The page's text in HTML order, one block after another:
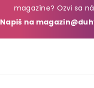
magazíne? Ozvi sa
Napiš na